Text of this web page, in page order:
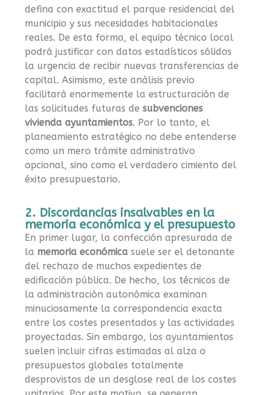
defina con exactitud el parque residencial del
municipio y sus necesidades habitacionales
reales. De esta forma, el equipo técnico local
podrá justificar con datos estadísticos sólidos
la urgencia de recibir nuevas transferencias de
capital. Asimismo, este análisis previo
facilitará enormemente la estructuración de
las solicitudes futuras desubvenciones
vivienda ayuntamientos. Por lo tanto, el
planeamiento estratégico no debe entenderse
como un mero trámite administrativo
opcional, sino como el verdadero cimiento del
éxito presupuestario.
2. Discordancias insalvables en la
memoria económica y el presupuesto
En primer lugar, la confección apresurada de
la memoria económica suele ser el detonante
del rechazo de muchos expedientes de
edificación pública. De hecho, los técnicos de
la administración autonómica examinan
minuciosamente la correspondencia exacta
entre los costes presentados y las actividades
proyectadas. Sin embargo, los ayuntamientos
suelen incluir cifras estimadas al alza o
presupuestos globales totalmente
desprovistos de un desglose real de los costes